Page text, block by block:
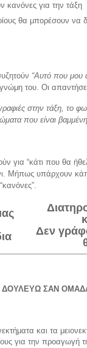
κανόνες για την τάξη
θα μπορέσουν να
“Αυτό που μου
του. Οι
στην τάξη, το
που είναι
για “κάτι που θα
Μήπως υπάρχουν
Δεν
ΔΟΥΛΕΥΩ ΣΑΝ
και τα
για την προαγωγή